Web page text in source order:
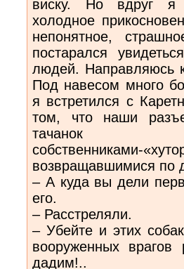
виску. Но вдруг я
холодное
непонятное,
постарался
людей. Направляюсь
Под навесом много
я встретился с
том, что наши
тачанок
собственниками-
возвращавшимися по
– А куда вы дели
его.
– Расстреляли.
– Убейте и этих
вооруженных
дадим!..